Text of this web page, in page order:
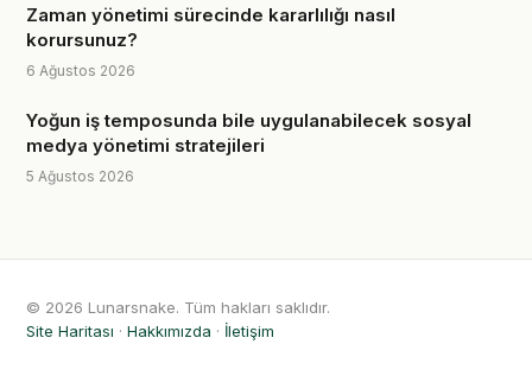
Zaman yönetimi sürecinde kararlılığı nasıl
korursunuz?
6 Ağustos 2026
Yoğun iş temposunda bile uygulanabilecek sosyal
medya yönetimi stratejileri
5 Ağustos 2026
© 2026 Lunarsnake. Tüm hakları saklıdır.
Site Haritası · Hakkımızda · İletişim